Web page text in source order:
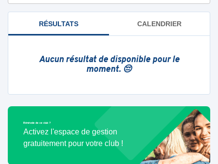
RÉSULTATS CALENDRIER
Aucun résultat de disponible pour le
moment. 😔
Bénévole de ce club ?
Activez l'espace de gestion
gratuitement pour votre club !